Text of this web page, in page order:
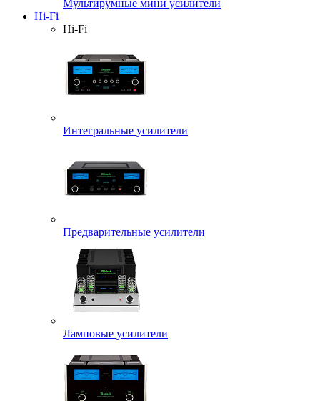
Мультирумные мини усилители
Hi-Fi
Hi-Fi
Интегральные усилители
Предварительные усилители
Ламповые усилители